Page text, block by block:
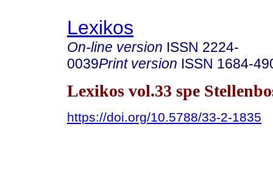
Lexikos
On-line version ISSN 2224-
0039Print version ISSN 1684-
Lexikos vol.33 spe
https://doi.org/10.5788/33-2-1835